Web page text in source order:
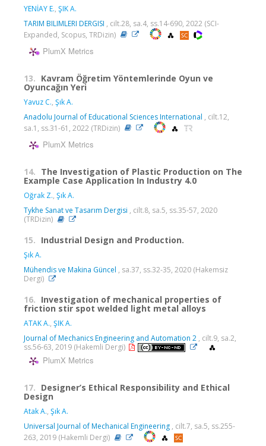
YENİAY E., ŞIK A.
TARIM BILIMLERI DERGISI , cilt.28, sa.4, ss.14-690, 2022 (SCI-
Expanded, Scopus, TRDizin)
PlumX Metrics
13. Kavram Öğretim Yöntemlerinde Oyun ve
Oyuncağın Yeri
Yavuz C., Şık A.
Anadolu Journal of Educational Sciences International , cilt.12,
sa.1, ss.31-61, 2022 (TRDizin)
PlumX Metrics
14. The Investigation of Plastic Production on The
Example Case Application In Industry 4.0
Oğrak Z., Şık A.
Tykhe Sanat ve Tasarım Dergisi , cilt.8, sa.5, ss.35-57, 2020
(TRDizin)
15. Industrial Design and Production.
Şık A.
Mühendis ve Makina Güncel , sa.37, ss.32-35, 2020 (Hakemsiz
Dergi)
16. Investigation of mechanical properties of
friction stir spot welded light metal alloys
ATAK A., ŞIK A.
Journal of Mechanics Engineering and Automation 2 , cilt.9, sa.2,
ss.56-63, 2019 (Hakemli Dergi)
PlumX Metrics
17. Designer’s Ethical Responsibility and Ethical
Design
Atak A., Şık A.
Universal Journal of Mechanical Engineering , cilt.7, sa.5, ss.255-
263, 2019 (Hakemli Dergi)